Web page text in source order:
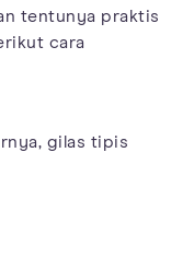
tentunya praktis
cara
gilas tipis